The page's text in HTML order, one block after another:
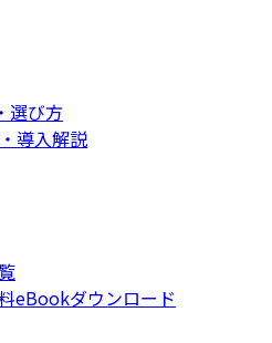
選び方
導入解説
eBookダウンロード